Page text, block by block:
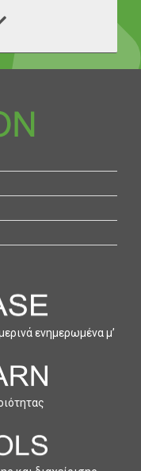
ενηµερωµένα µ’